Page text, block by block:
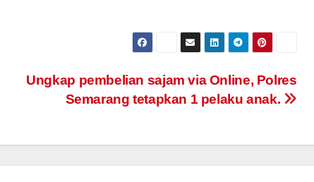
Ungkap pembelian sajam via Online, Polres
Semarang tetapkan 1 pelaku anak.